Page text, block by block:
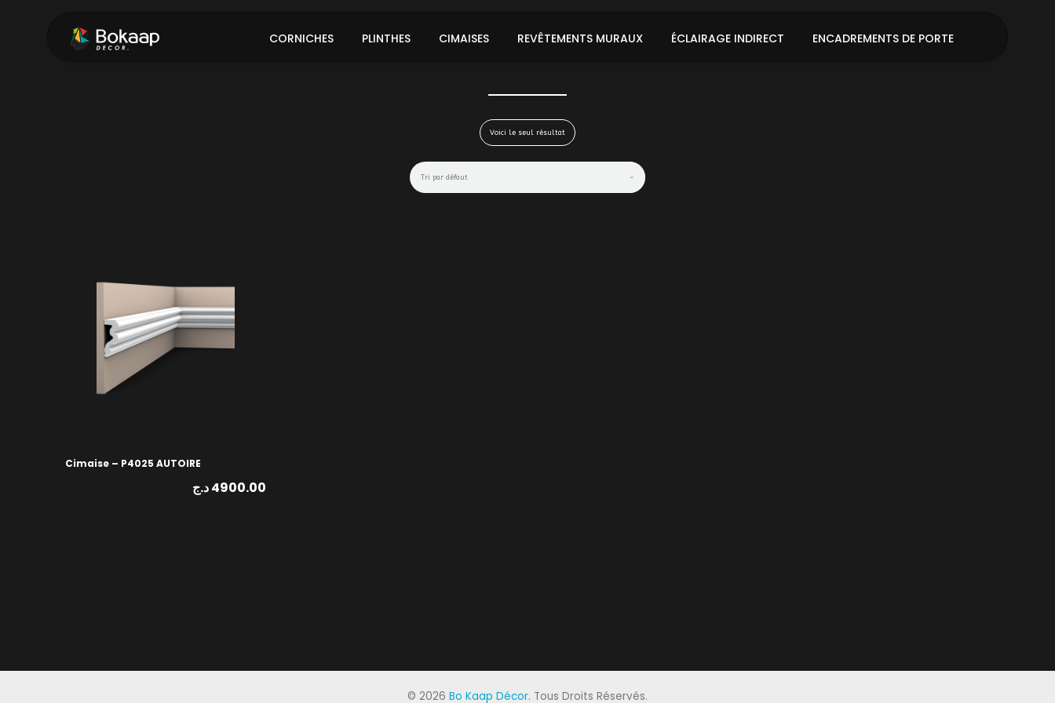
CORNICHES PLINTHES CIMAISES REVÊTEMENTS MURAUX ÉCLAIRAGE INDIRECT ENCADREMENTS DE PORTE
Voici le seul résultat
Cimaise – P4025 AUTOIRE
4900.00د.ج
© 2026 Bo Kaap Décor. Tous Droits Réservés.